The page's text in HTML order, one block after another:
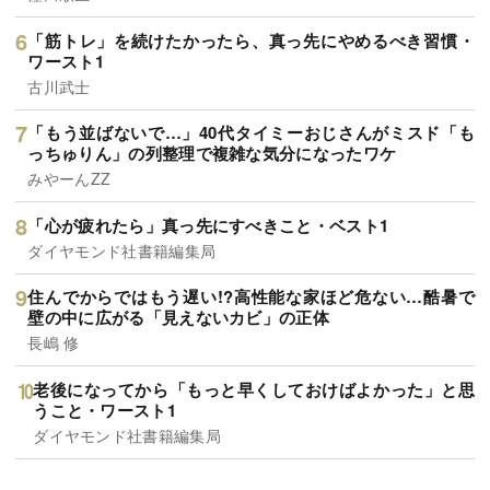
「筋トレ」を続けたかったら、真っ先にやめるべき習慣・
ワースト1
古川武士
「もう並ばないで…」40代タイミーおじさんがミスド「も
っちゅりん」の列整理で複雑な気分になったワケ
みやーんZZ
「心が疲れたら」真っ先にすべきこと・ベスト1
ダイヤモンド社書籍編集局
住んでからではもう遅い!?高性能な家ほど危ない…酷暑で
壁の中に広がる「見えないカビ」の正体
長嶋 修
老後になってから「もっと早くしておけばよかった」と思
うこと・ワースト1
ダイヤモンド社書籍編集局